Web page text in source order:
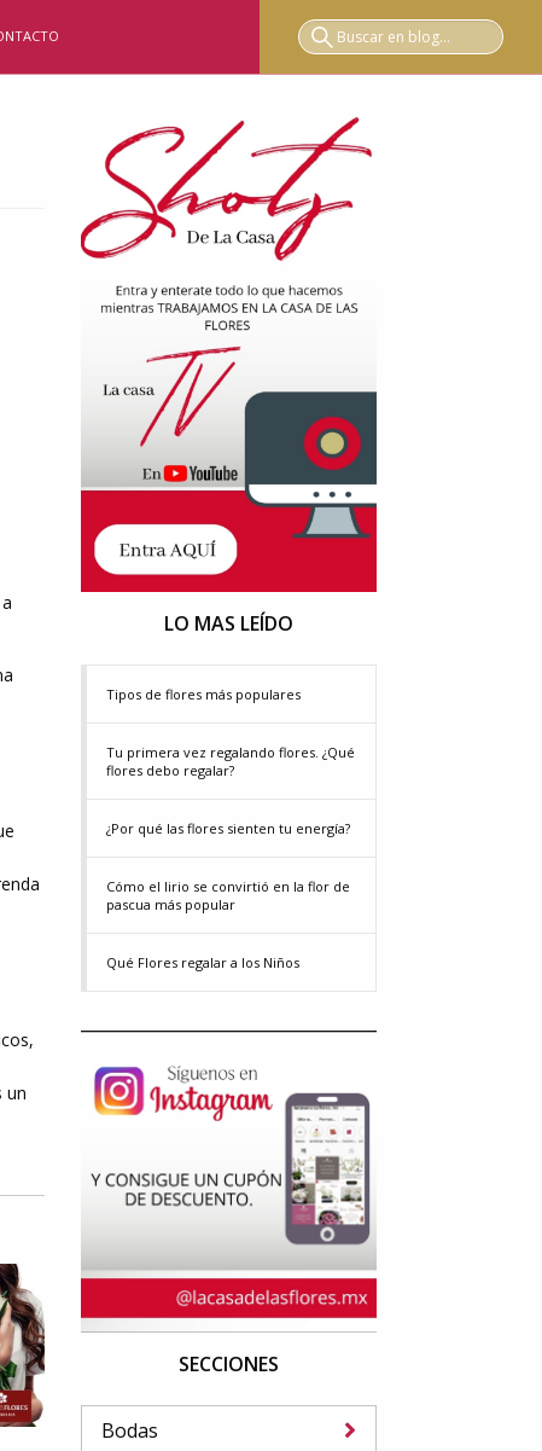
un
LO MAS LEÍDO
Tipos de flores más populares
Tu primera vez regalando flores. ¿Qué
flores debo regalar?
¿Por qué las flores sienten tu energía?
Cómo el lirio se convirtió en la flor de
pascua más popular
Qué Flores regalar a los Niños
SECCIONES
Bodas